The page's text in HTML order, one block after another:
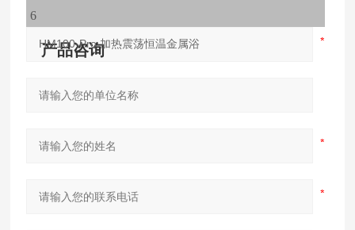
6
产品咨询